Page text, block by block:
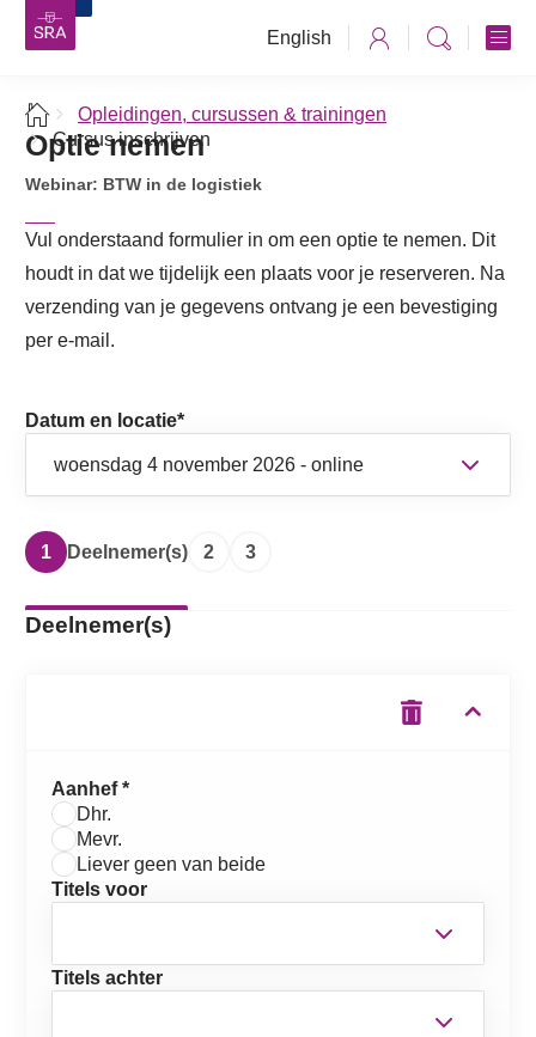
English
Opleidingen, cursussen & trainingen
Cursus inschrijven
Optie nemen
Webinar: BTW in de logistiek
Vul onderstaand formulier in om een optie te nemen. Dit
houdt in dat we tijdelijk een plaats voor je reserveren. Na
verzending van je gegevens ontvang je een bevestiging
per e-mail.
Datum en locatie*
1 Deelnemer(s) 2 3
Deelnemer(s)
Aanhef *
Dhr.
Mevr.
Liever geen van beide
Titels voor
Titels achter